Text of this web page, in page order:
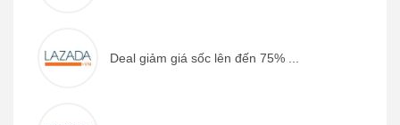
Deal giảm giá sốc lên đến 75% ...